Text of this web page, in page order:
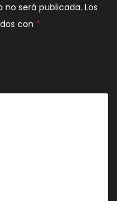
no será publicada. Los
con *